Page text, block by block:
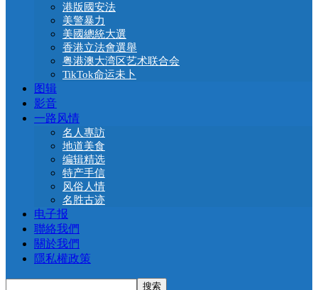
港版國安法
美警暴力
美國總統大選
香港立法會選舉
粤港澳大湾区艺术联合会
TikTok命运未卜
图辑
影音
一路风情
名人專訪
地道美食
编辑精选
特产手信
风俗人情
名胜古迹
电子报
聯絡我們
關於我們
隱私權政策